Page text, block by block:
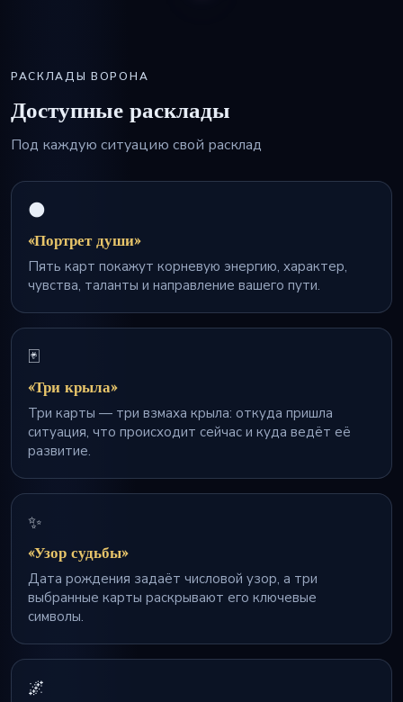
РАСКЛАДЫ ВОРОНА
Доступные расклады
Под каждую ситуацию свой расклад
🌑
«Портрет души»
Пять карт покажут корневую энергию, характер,
чувства, таланты и направление вашего пути.
🃏
«Три крыла»
Три карты — три взмаха крыла: откуда пришла
ситуация, что происходит сейчас и куда ведёт её
развитие.
✨
«Узор судьбы»
Дата рождения задаёт числовой узор, а три
выбранные карты раскрывают его ключевые
символы.
🌌